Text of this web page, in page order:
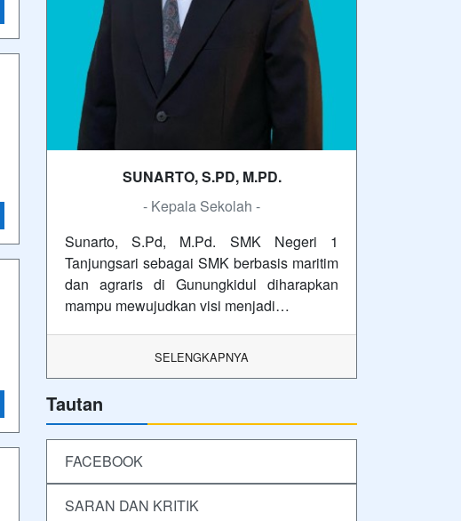
SUNARTO, S.PD, M.PD.
- Kepala Sekolah -
Sunarto, S.Pd, M.Pd. SMK Negeri 1
Tanjungsari sebagai SMK berbasis maritim
dan agraris di Gunungkidul diharapkan
mampu mewujudkan visi menjadi…
SELENGKAPNYA
Tautan
FACEBOOK
SARAN DAN KRITIK